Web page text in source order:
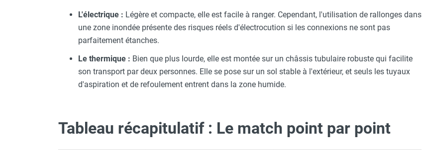
L'électrique : Légère et compacte, elle est facile à ranger. Cependant, l'utilisation de rallonges dans
une zone inondée présente des risques réels d'électrocution si les connexions ne sont pas
parfaitement étanches.
Le thermique : Bien que plus lourde, elle est montée sur un châssis tubulaire robuste qui facilite
son transport par deux personnes. Elle se pose sur un sol stable à l'extérieur, et seuls les tuyaux
d'aspiration et de refoulement entrent dans la zone humide.
Tableau récapitulatif : Le match point par point